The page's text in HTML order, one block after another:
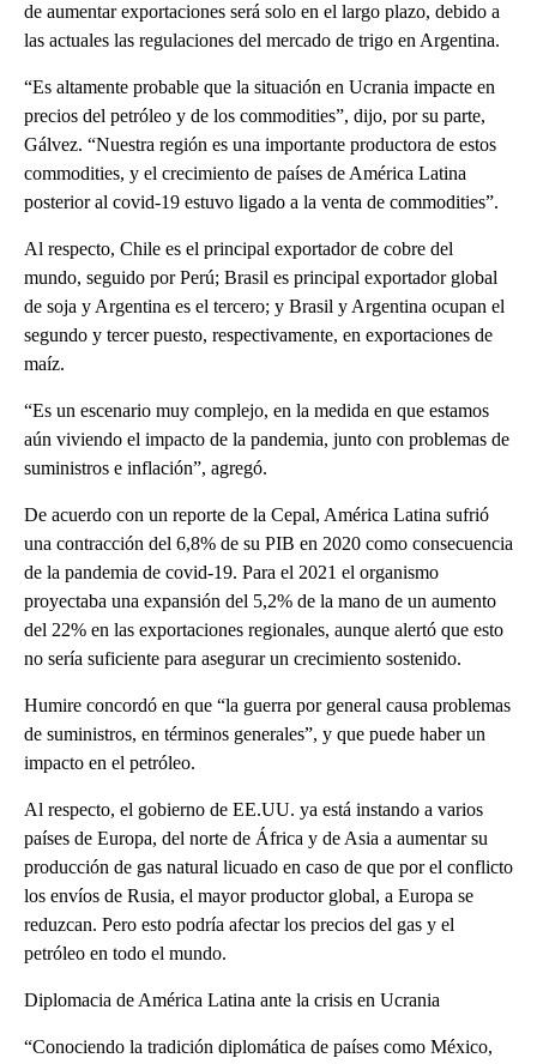
de aumentar exportaciones será solo en el largo plazo, debido a
las actuales las regulaciones del mercado de trigo en Argentina.
“Es altamente probable que la situación en Ucrania impacte en
precios del petróleo y de los commodities”, dijo, por su parte,
Gálvez. “Nuestra región es una importante productora de estos
commodities, y el crecimiento de países de América Latina
posterior al covid-19 estuvo ligado a la venta de commodities”.
Al respecto, Chile es el principal exportador de cobre del
mundo, seguido por Perú; Brasil es principal exportador global
de soja y Argentina es el tercero; y Brasil y Argentina ocupan el
segundo y tercer puesto, respectivamente, en exportaciones de
maíz.
“Es un escenario muy complejo, en la medida en que estamos
aún viviendo el impacto de la pandemia, junto con problemas de
suministros e inflación”, agregó.
De acuerdo con un reporte de la Cepal, América Latina sufrió
una contracción del 6,8% de su PIB en 2020 como consecuencia
de la pandemia de covid-19. Para el 2021 el organismo
proyectaba una expansión del 5,2% de la mano de un aumento
del 22% en las exportaciones regionales, aunque alertó que esto
no sería suficiente para asegurar un crecimiento sostenido.
Humire concordó en que “la guerra por general causa problemas
de suministros, en términos generales”, y que puede haber un
impacto en el petróleo.
Al respecto, el gobierno de EE.UU. ya está instando a varios
países de Europa, del norte de África y de Asia a aumentar su
producción de gas natural licuado en caso de que por el conflicto
los envíos de Rusia, el mayor productor global, a Europa se
reduzcan. Pero esto podría afectar los precios del gas y el
petróleo en todo el mundo.
Diplomacia de América Latina ante la crisis en Ucrania
“Conociendo la tradición diplomática de países como México,